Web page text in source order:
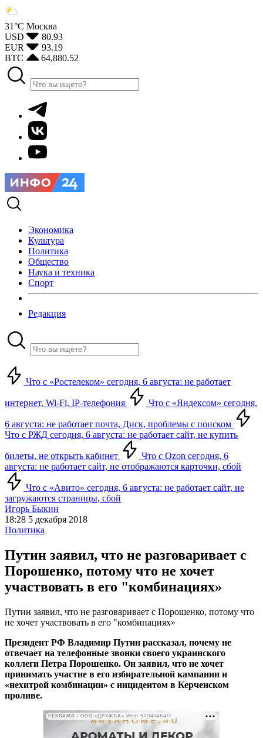
31°С Москва
USD
80.93
EUR
93.19
BTC
64,880.52
Экономика
Культура
Политика
Общество
Наука и техника
Спорт
Редакция
Что с «Ростелеком» сегодня, 6 августа: не работает
интернет, Wi-Fi, IP-телефония Что с «Яндексом» сегодня,
6 августа: не работает почта, Диск, проблемы с поиском
Что с РЖД сегодня, 6 августа: не работает сайт, не купить
билеты, не открыть кабинет
Что с Ozon сегодня, 6
августа: не работает сайт, не отображаются карточки, сбой
Что с «Авито» сегодня, 6 августа: не работает сайт, не
загружаются страницы, сбой
Игорь Быкин
18:28 5 декабря 2018
Политика
Путин заявил, что не разговаривает с
Порошенко, потому что не хочет
участвовать в его "комбинациях»
Путин заявил, что не разговаривает с Порошенко, потому что
не хочет участвовать в его "комбинациях»
Президент РФ Владимир Путин рассказал, почему не
отвечает на телефонные звонки своего украинского
коллеги Петра Порошенко. Он заявил, что не хочет
принимать участие в его избирательной кампании и
«нехитрой комбинации» с инцидентом в Керченском
проливе.
РЕКЛАМА • ООО «ДРУЖБА» ИНН 9704146411